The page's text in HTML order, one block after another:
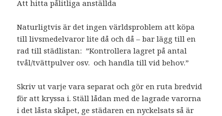
Att hitta pålitliga anställda
Naturligtvis är det ingen världsproblem att köpa
till livsmedelvaror lite då och då – bar lägg till en
rad till städlistan: ”Kontrollera lagret på antal
tvål/tvättpulver osv. och handla till vid behov.”
Skriv ut varje vara separat och gör en ruta bredvid
för att kryssa i. Ställ lådan med de lagrade varorna
i det låsta skåpet, ge städaren en nyckelsats så är